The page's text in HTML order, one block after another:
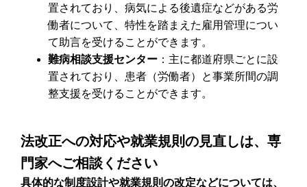
置されており、病気による後遺症などがある労
働者について、特性を踏まえた雇用管理につい
て助言を受けることができます。
難病相談支援センター ：主に都道府県ごとに設
置されており、患者（労働者）と事業所間の調
整支援を受けることができます。
法改正への対応や就業規則の見直しは、専
門家へご相談ください
具体的な制度設計や就業規則の改定などについては、